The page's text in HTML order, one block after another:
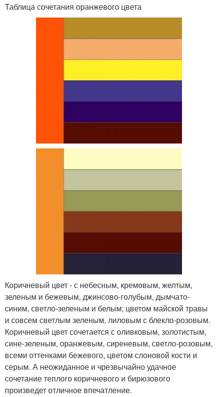
Таблица сочетания оранжевого цвета
Коричневый цвет - с небесным, кремовым, желтым,
зеленым и бежевым, джинсово-голубым, дымчато-
синим, светло-зеленым и белым; цветом майской травы
и совсем светлым зеленым, лиловым с блекло-розовым.
Коричневый цвет сочетается с оливковым, золотистым,
сине-зеленым, оранжевым, сиреневым, светло-розовым,
всеми оттенками бежевого, цветом слоновой кости и
серым. А неожиданное и чрезвычайно удачное
сочетание теплого коричневого и бирюзового
произведет отличное впечатление.